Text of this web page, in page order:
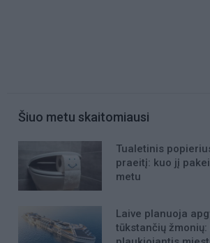
Šiuo metu skaitomiausi
Tualetinis
praeitį: kuo jį
metu
Laive planuoja
tūkstančių